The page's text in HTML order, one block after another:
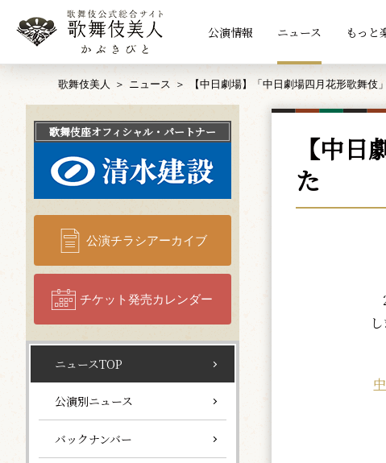
公演情報 ニュース もっと
歌舞伎美人 ニュース 【中日劇場】「中日劇場四月花形歌舞伎
【中
た
歌舞伎座オフィシャル・パートナー
公演チラシアーカイブ
チケット発売カレンダー
ニュースTOP
公演別ニュース
バックナンバー